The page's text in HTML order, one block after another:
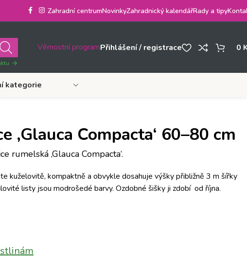
Zahradní centrumNovinkyZahradnický kalendářRady a tipy
Věrnostní programPřihlášení / registrace 0
kategorie
‚Glauca Compacta‘ 60–80 cm
rumelská ‚Glauca Compacta‘.
kuželovitě, kompaktně a obvykle dosahuje výšky přibližně 3 m šířky
listy jsou modrošedé barvy. Ozdobné šišky ji zdobí od října.